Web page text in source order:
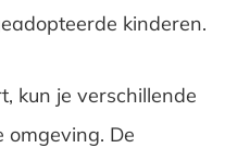
kinderen.
kun je verschillende
omgeving. De